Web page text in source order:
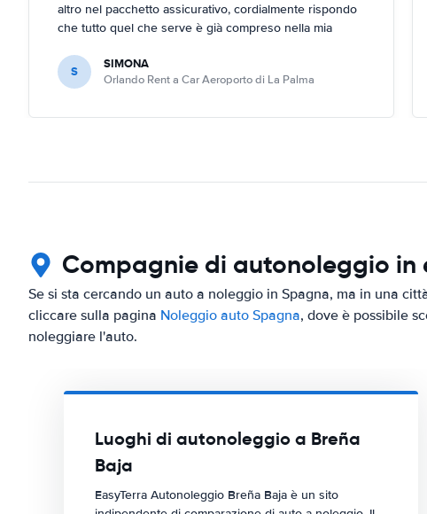
altro nel pacchetto assicurativo, cordialmente rispondo
che tutto quel che serve è già compreso nella mia
S SIMONA
Orlando Rent a Car Aeroporto di La Palma
Compagnie di autonoleggio in
Se si sta cercando un auto a noleggio in Spagna, ma in una
cliccare sulla pagina Noleggio auto Spagna, dove è possibile
noleggiare l'auto.
Luoghi di autonoleggio a Breña
Baja
EasyTerra Autonoleggio Breña Baja è un sito